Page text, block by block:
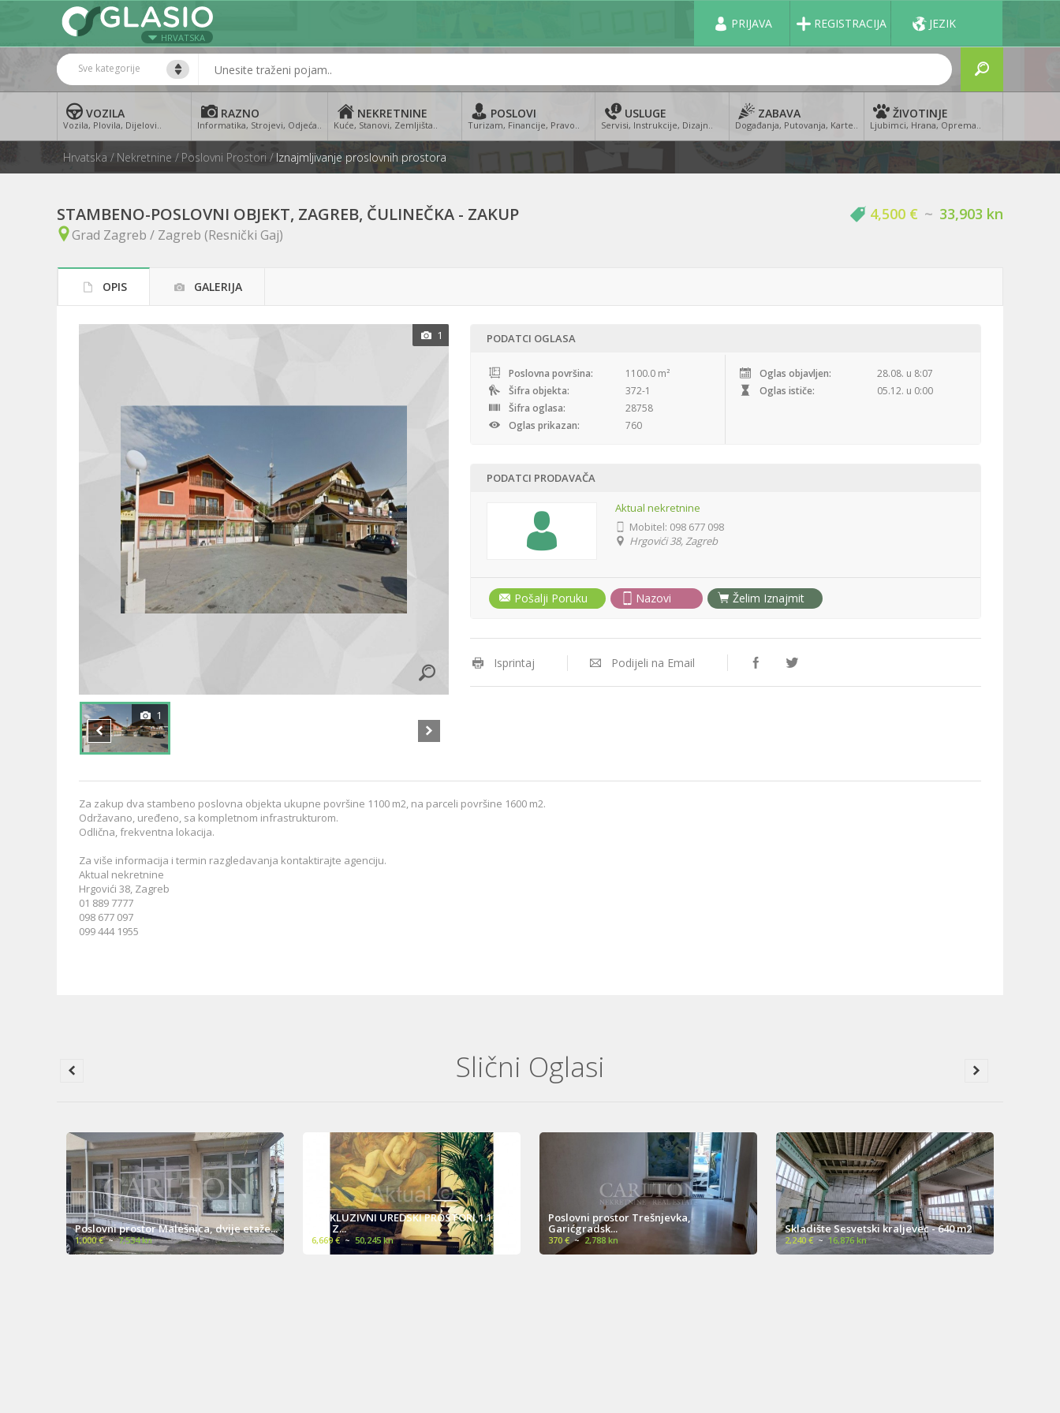
HRVATSKA
PRIJAVA REGISTRACIJA JEZIK
Sve kategorije
VOZILA
Vozila, Plovila, Dijelovi..
RAZNO
Informatika, Strojevi, Odjeća..
NEKRETNINE
Kuće, Stanovi, Zemljišta..
POSLOVI
Turizam, Financije, Pravo..
USLUGE
Servisi, Instrukcije, Dizajn..
ZABAVA
Događanja, Putovanja, Karte..
ŽIVOTINJE
Ljubimci, Hrana, Oprema..
Hrvatska Nekretnine Poslovni Prostori Iznajmljivanje proslovnih prostora
STAMBENO-POSLOVNI OBJEKT, ZAGREB, ČULINEČKA - ZAKUP
Grad Zagreb / Zagreb (Resnički Gaj)
4,500 € ~ 33,903 kn
OPIS GALERIJA
1
1
PODATCI OGLASA
Poslovna površina:
1100.0 m²
Šifra objekta:
372-1
Šifra oglasa:
28758
Oglas prikazan:
760
Oglas objavljen:
28.08. u 8:07
Oglas ističe:
05.12. u 0:00
PODATCI PRODAVAČA
Aktual nekretnine
Mobitel: 098 677 098
Hrgovići 38, Zagreb
Pošalji Poruku Nazovi Želim Iznajmit
Isprintaj Podijeli na Email
Za zakup dva stambeno poslovna objekta ukupne površine 1100 m2, na parceli površine 1600 m2.
Održavano, uređeno, sa kompletnom infrastrukturom.
Odlična, frekventna lokacija.
Za više informacija i termin razgledavanja kontaktirajte agenciju.
Aktual nekretnine
Hrgovići 38, Zagreb
01 889 7777
098 677 097
099 444 1955
Slični Oglasi
Poslovni prostor Malešnica, dvije etaže...
1,000 € ~ 7,534 kn
EKSKLUZIVNI UREDSKI PROSTORI,1.123
m2, Z...
6,669 € ~ 50,245 kn
Poslovni prostor Trešnjevka,
Garićgradsk...
370 € ~ 2,788 kn
Skladište Sesvetski kraljevec - 640 m2
2,240 € ~ 16,876 kn